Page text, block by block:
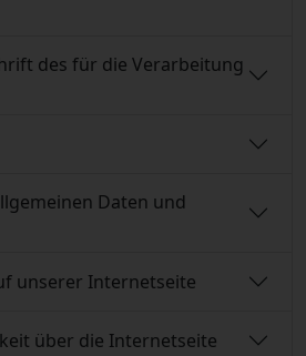
des für die Verarbeitung
Daten und
unserer Internetseite
über die Internetseite